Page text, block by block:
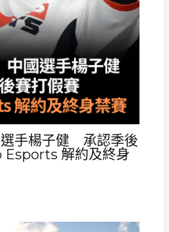
選手楊子健 承認季後
解約及終身